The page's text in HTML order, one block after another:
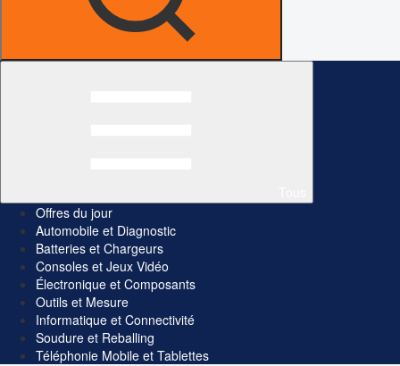
Offres du jour
Automobile et Diagnostic
Batteries et Chargeurs
Consoles et Jeux Vidéo
Électronique et Composants
Outils et Mesure
Informatique et Connectivité
Soudure et Reballing
Téléphonie Mobile et Tablettes